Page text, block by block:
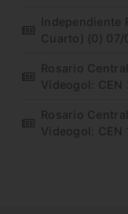
Independiente
Cuarto) (0) 07/
Rosario
Videogol: CEN
Rosario
Videogol: CEN